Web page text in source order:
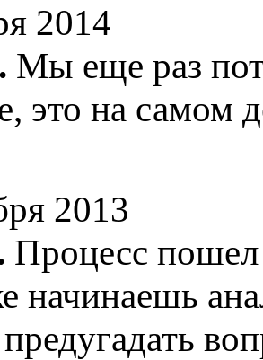
2014
Мы еще раз
это на самом
2013
Процесс
начинаешь